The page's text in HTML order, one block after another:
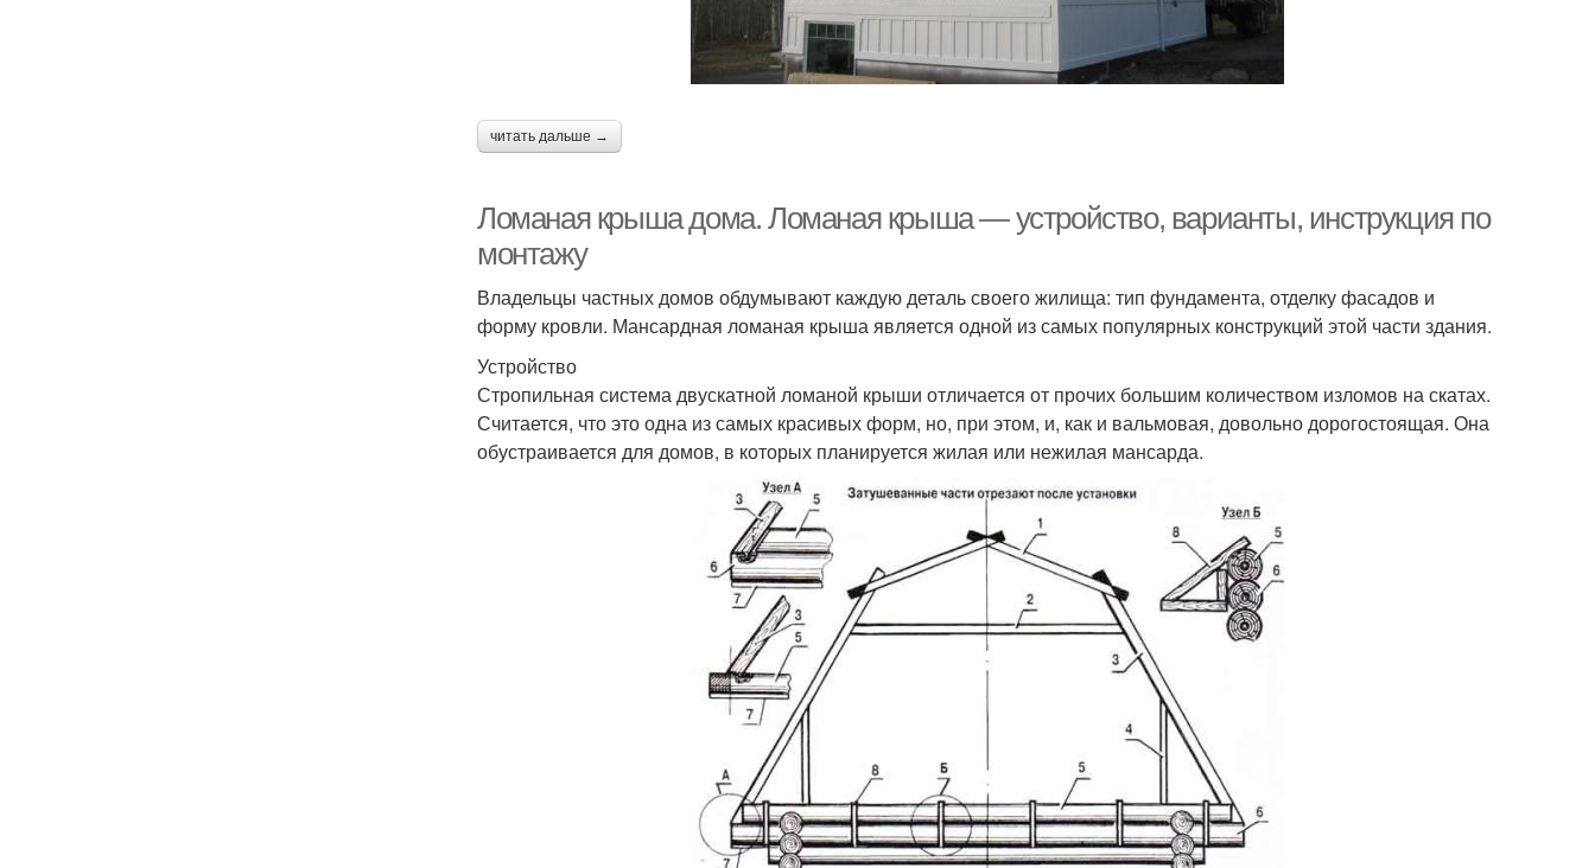
читать дальше →
Ломаная крыша дома. Ломаная крыша — устройство, варианты, инструкция по
монтажу
Владельцы частных домов обдумывают каждую деталь своего жилища: тип фундамента, отделку фасадов и
форму кровли. Мансардная ломаная крыша является одной из самых популярных конструкций этой части здания.
Устройство
Стропильная система двускатной ломаной крыши отличается от прочих большим количеством изломов на скатах.
Считается, что это одна из самых красивых форм, но, при этом, и, как и вальмовая, довольно дорогостоящая. Она
обустраивается для домов, в которых планируется жилая или нежилая мансарда.